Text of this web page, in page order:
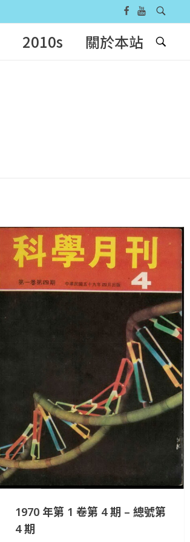
2010s 關於本站
1970 年第 1 卷第 4 期 – 總號第
4 期